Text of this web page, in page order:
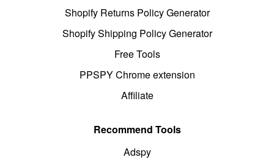
Shopify Returns Policy Generator
Shopify Shipping Policy Generator
Free Tools
PPSPY Chrome extension
Affiliate
Recommend Tools
Adspy